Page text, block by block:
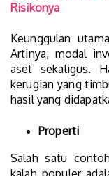
Risikonya
Keunggulan
Artinya, modal
aset sekaligus.
kerugian yang
hasil yang
Properti
Salah satu
kalah populer